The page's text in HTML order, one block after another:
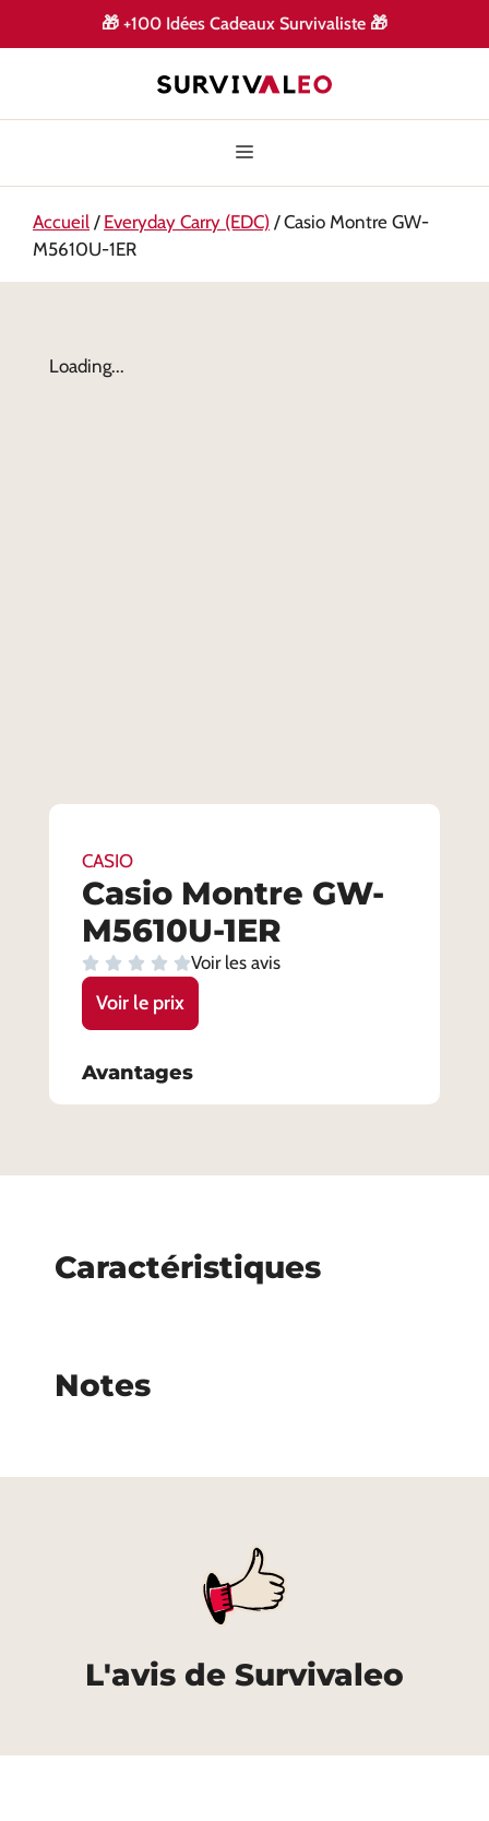
🎁 +100 Idées Cadeaux Survivaliste 🎁
Accueil / Everyday Carry (EDC) / Casio Montre GW-
M5610U-1ER
Loading...
CASIO
Casio Montre GW-
M5610U-1ER
Voir les avis
Voir le prix
Avantages
Caractéristiques
Notes
L'avis de Survivaleo